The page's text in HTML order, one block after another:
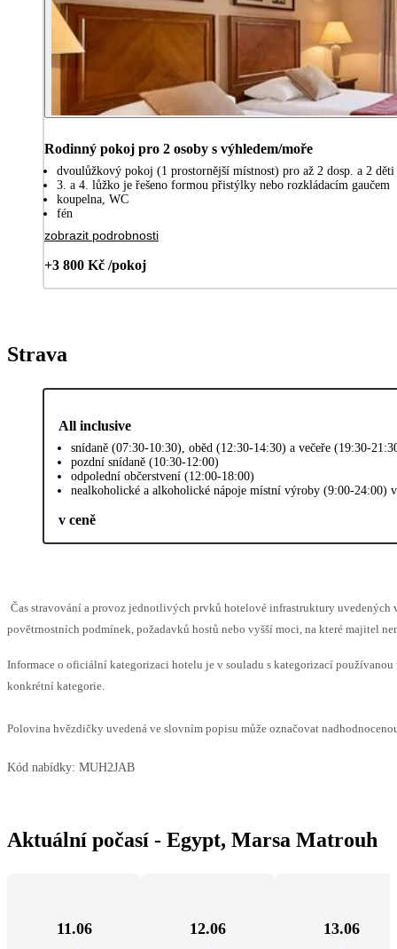
Rodinný pokoj pro 2 osoby s výhledem/moře
dvoulůžkový pokoj (1 prostornější místnost) pro až 2 dosp. a 2 děti
3. a 4. lůžko je řešeno formou přistýlky nebo rozkládacím gaučem
koupelna, WC
fén
zobrazit podrobnosti
+3 800 Kč /pokoj
Strava
All inclusive
snídaně (07:30-10:30), oběd (12:30-14:30) a večeře (19:30-
pozdní snídaně (10:30-12:00)
odpolední občerstvení (12:00-18:00)
nealkoholické a alkoholické nápoje místní výroby (9:00-24:00) v
v ceně
Čas stravování a provoz jednotlivých prvků hotelové infrastruktury uvedených
povětrnostních podmínek, požadavků hostů nebo vyšší moci, na které majitel
Informace o oficiální kategorizaci hotelu je v souladu s kategorizací
konkrétní kategorie.
Polovina hvězdičky uvedená ve slovním popisu může označovat
Kód nabídky: MUH2JAB
Aktuální počasí - Egypt, Marsa Matrouh
11.06 12.06 13.06